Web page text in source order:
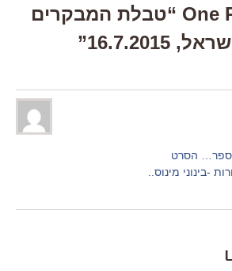
One Response to “טבלת המבקרים
ספר… הסרט
-בינוני מינוס..